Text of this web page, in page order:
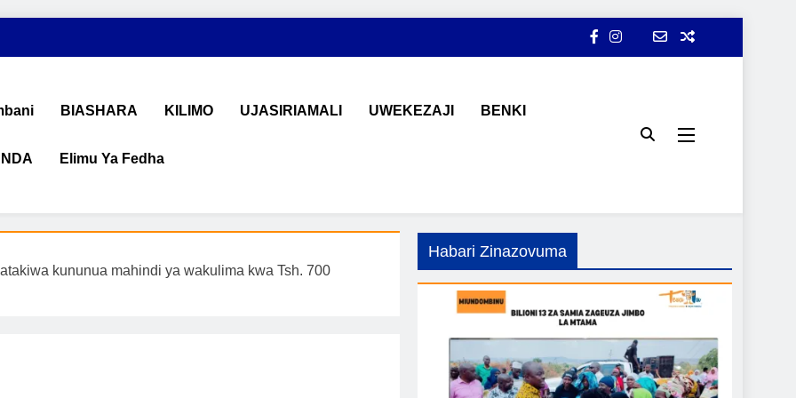
na Uchumi Tanzania
ujasiriamali Tanzania. Pata taarifa mpya za biashara, uwekezaji, ajira, kilimo, mitindo, na burudani kwa Kiswahili, pamoja na
BIASHARA KILIMO UJASIRIAMALI UWEKEZAJI BENKI
Elimu Ya Fedha
kununua mahindi ya wakulima kwa Tsh. 700
Habari Zinazovuma